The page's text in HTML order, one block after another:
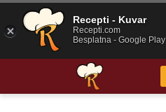
Recepti - Kuvar
Recepti.com
Besplatna - Google Play